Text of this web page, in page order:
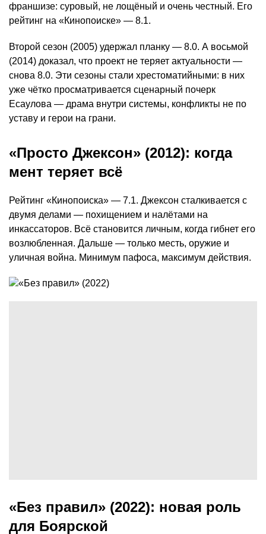
франшизе: суровый, не лощёный и очень честный. Его
рейтинг на «Кинопоиске» — 8.1.
Второй сезон (2005) удержал планку — 8.0. А восьмой
(2014) доказал, что проект не теряет актуальности —
снова 8.0. Эти сезоны стали хрестоматийными: в них
уже чётко просматривается сценарный почерк
Есаулова — драма внутри системы, конфликты не по
уставу и герои на грани.
«Просто Джексон» (2012): когда
мент теряет всё
Рейтинг «Кинопоиска» — 7.1. Джексон сталкивается с
двумя делами — похищением и налётами на
инкассаторов. Всё становится личным, когда гибнет его
возлюбленная. Дальше — только месть, оружие и
уличная война. Минимум пафоса, максимум действия.
«Без правил» (2022): новая роль
для Боярской